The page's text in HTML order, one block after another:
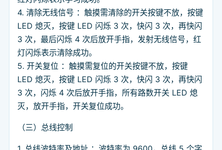
4. 清除无线信号 ：触摸需清除的开关按键不放，按键
LED 熄灭，按键 LED 闪烁 3 次，快闪 3 次，再快闪
3 次，最后闪烁 4 次后放开手指，发射无线信号，红
灯闪烁表示清除成功。
5. 开关复位 ：触摸需复位的开关按键不放，按键
LED 熄灭，按键 LED 闪烁 3 次，快闪 3 次，再快闪
3 次，闪烁 4 次后放开手指，所有路数开关 LED 熄
灭，放开手指，开关复位成功。
（三）总线控制